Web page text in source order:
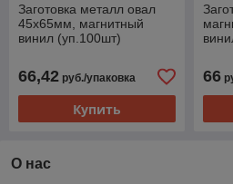
Заготовка металл овал
45х65мм, магнитный
винил (уп.100шт)
66,42 руб./упаковка
Купить
66
О нас